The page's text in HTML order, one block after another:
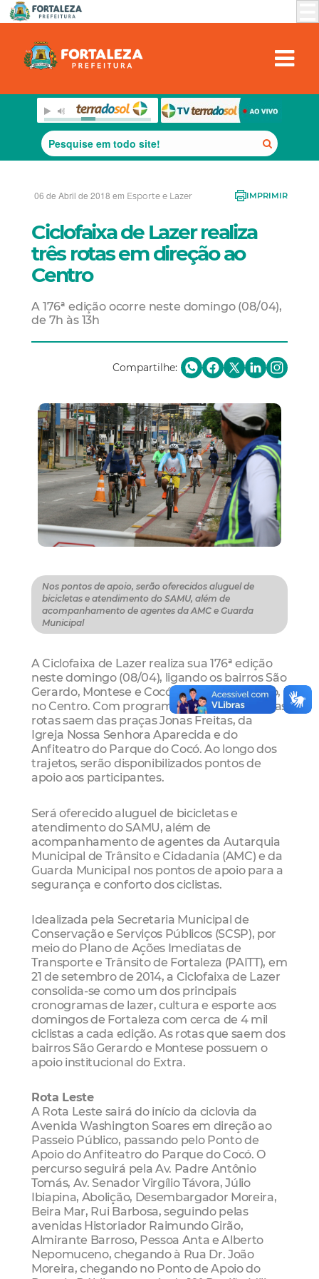
06 de Abril de 2018 em Esporte e Lazer IMPRIMIR
Ciclofaixa de Lazer realiza
três rotas em direção ao
Centro
A 176ª edição ocorre neste domingo (08/04),
de 7h às 13h
Compartilhe:
Nos pontos de apoio, serão oferecidos aluguel de
bicicletas e atendimento do SAMU, além de
acompanhamento de agentes da AMC e Guarda
Municipal
A Ciclofaixa de Lazer realiza sua 176ª edição
neste domingo (08/04), ligando os bairros São
Gerardo, Montese e Cocó ao Passeio Público,
no Centro. Com programação de 7h às 13h, as
rotas saem das praças Jonas Freitas, da
Igreja Nossa Senhora Aparecida e do
Anfiteatro do Parque do Cocó. Ao longo dos
trajetos, serão disponibilizados pontos de
apoio aos participantes.
Será oferecido aluguel de bicicletas e
atendimento do SAMU, além de
acompanhamento de agentes da Autarquia
Municipal de Trânsito e Cidadania (AMC) e da
Guarda Municipal nos pontos de apoio para a
segurança e conforto dos ciclistas.
Idealizada pela Secretaria Municipal de
Conservação e Serviços Públicos (SCSP), por
meio do Plano de Ações Imediatas de
Transporte e Trânsito de Fortaleza (PAITT), em
21 de setembro de 2014, a Ciclofaixa de Lazer
consolida-se como um dos principais
cronogramas de lazer, cultura e esporte aos
domingos de Fortaleza com cerca de 4 mil
ciclistas a cada edição. As rotas que saem dos
bairros São Gerardo e Montese possuem o
apoio institucional do Extra.
Rota Leste
A Rota Leste sairá do início da ciclovia da
Avenida Washington Soares em direção ao
Passeio Público, passando pelo Ponto de
Apoio do Anfiteatro do Parque do Cocó. O
percurso seguirá pela Av. Padre Antônio
Tomás, Av. Senador Virgílio Távora, Júlio
Ibiapina, Abolição, Desembargador Moreira,
Beira Mar, Rui Barbosa, seguindo pelas
avenidas Historiador Raimundo Girão,
Almirante Barroso, Pessoa Anta e Alberto
Nepomuceno, chegando à Rua Dr. João
Moreira, chegando no Ponto de Apoio do